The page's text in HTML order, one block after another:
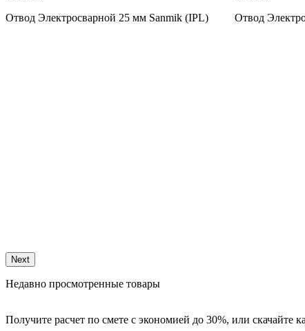
Отвод Электросварной 25 мм Sanmik (IPL) Отвод
Next
Недавно просмотренные товары
Получите расчет по смете с экономией до 30%, или скачайте